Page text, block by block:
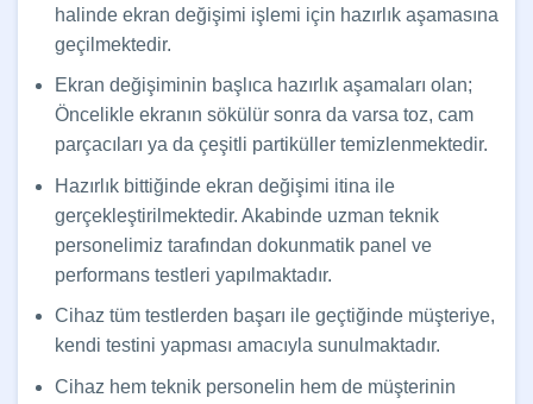
halinde ekran değişimi işlemi için hazırlık aşamasına
geçilmektedir.
Ekran değişiminin başlıca hazırlık aşamaları olan;
Öncelikle ekranın sökülür sonra da varsa toz, cam
parçacıları ya da çeşitli partiküller temizlenmektedir.
Hazırlık bittiğinde ekran değişimi itina ile
gerçekleştirilmektedir. Akabinde uzman teknik
personelimiz tarafından dokunmatik panel ve
performans testleri yapılmaktadır.
Cihaz tüm testlerden başarı ile geçtiğinde müşteriye,
kendi testini yapması amacıyla sunulmaktadır.
Cihaz hem teknik personelin hem de müşterinin